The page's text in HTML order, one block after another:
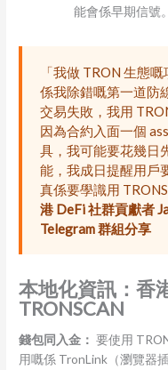
能會係早期信號。
「我做 TRON 生態
係我除錯嘅第一道防
交易失敗，我用
因為合約入面一個
具，我可能要花幾日
能，我成日提醒用戶
真係要學識用
港 DeFi 社群貢獻者
Telegram 群組分享
本地化資訊：香
TRONSCAN
錢包同入金： 要使用
用嘅係 TronLink（瀏覽器